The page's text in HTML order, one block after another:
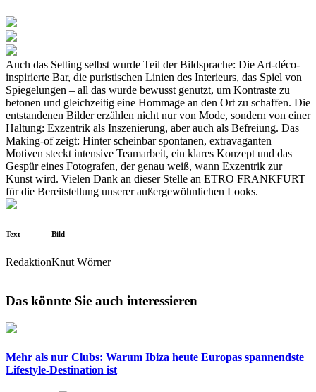
Auch das Setting selbst wurde Teil der Bildsprache: Die Art-déco-
inspirierte Bar, die puristischen Linien des Interieurs, das Spiel von
Spiegelungen – all das wurde bewusst genutzt, um Kontraste zu
betonen und gleichzeitig eine Hommage an den Ort zu schaffen. Die
entstandenen Bilder erzählen nicht nur von Mode, sondern von einer
Haltung: Exzentrik als Inszenierung, aber auch als Befreiung. Das
Making-of zeigt: Hinter scheinbar spontanen, extravaganten
Motiven steckt intensive Teamarbeit, ein klares Konzept und das
Gespür eines Fotografen, der genau weiß, wann Exzentrik zur
Kunst wird. Vielen Dank an dieser Stelle an ETRO FRANKFURT
für die Bereitstellung unserer außergewöhnlichen Looks.
Text
Redaktion
Bild
Knut Wörner
Das könnte Sie auch interessieren
Mehr als nur Clubs: Warum Ibiza heute Europas spannendste
Lifestyle-Destination ist